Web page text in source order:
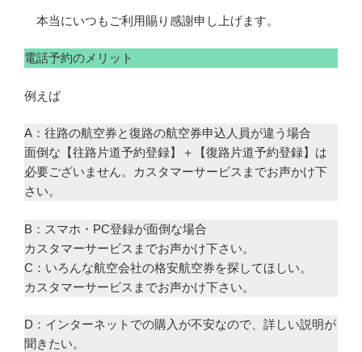
本当にいつもご利用賜り感謝申し上げます。
電話予約のメリット
例えば
A：往路の航空券と復路の航空券申込人員が違う場合
面倒な【往路片道予約登録】＋【復路片道予約登録】は
必要ございません。カスタマーサービスまでお声かけ下
さい。
B：スマホ・PC登録が面倒な場合
カスタマーサービスまでお声かけ下さい。
C：いろんな航空会社の格安航空券を探してほしい。
カスタマーサービスまでお声かけ下さい。
D：インターネットでの購入が不安なので、詳しい説明が
聞きたい。